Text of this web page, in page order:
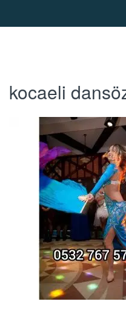
kocaeli